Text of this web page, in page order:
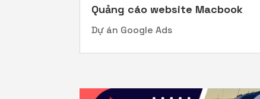
Quảng cáo website Macbook
Dự án Google Ads